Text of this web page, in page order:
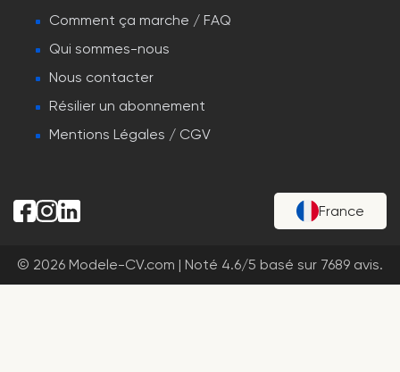
Comment ça marche / FAQ
Qui sommes-nous
Nous contacter
Résilier un abonnement
Mentions Légales / CGV
France
© 2026 Modele-CV.com | Noté 4.6/5 basé sur 7689 avis.